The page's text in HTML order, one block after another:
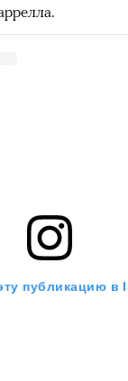
публикацию в